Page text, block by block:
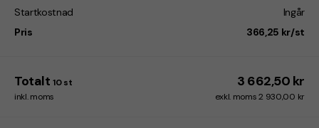
Startkostnad
Ingår
Pris
366,25 kr/st
Totalt 10 st 3 662,50 kr
inkl. moms exkl. moms 2 930,00 kr